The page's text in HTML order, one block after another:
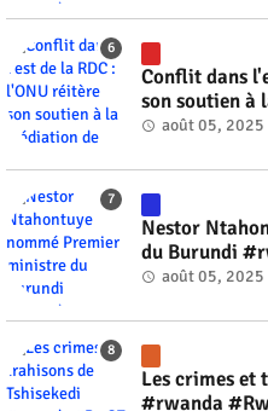
Conflit dans
son soutien à
Gnassingbé
août 05, 2025
Nestor
du Burundi
août 05, 2025
Les crimes et
#rwanda